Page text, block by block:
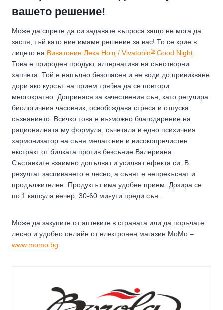
вашето решение!
Може да спрете да си задавате въпроса защо не мога да
заспя, тъй като ние имаме решение за вас! То се крие в
лицето на Виватонин Лека Нощ / Vivatonin® Good Night
Това е природен продукт, алтернатива на сънотворни
хапчета. Той е напълно безопасен и не води до привикване
дори ако курсът на прием трябва да се повтори
многократно. Допринася за качествения сън, като регулира
биологичния часовник, освобождава стреса и отпуска
съзнанието. Всичко това е възможно благодарение на
рационалната му формула, съчетала в едно психичния
хармонизатор на съня мелатонин и високопречистен
екстракт от билката против безсъние Валериана.
Съставките взаимно допълват и усилват ефекта си. В
резултат заспиването е лесно, а сънят е непрекъснат и
продължителен. Продуктът има удобен прием. Дозира се
по 1 капсула вечер, 30-60 минути преди сън.
Може да закупите от аптеките в страната или да поръчате
лесно и удобно онлайн от електронен магазин МоМо –
www.momo.bg